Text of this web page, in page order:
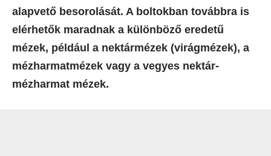
alapvető besorolását. A boltokban továbbra is
elérhetők maradnak a különböző eredetű
mézek, például a nektármézek (virágmézek), a
mézharmatmézek vagy a vegyes nektár-
mézharmat mézek.